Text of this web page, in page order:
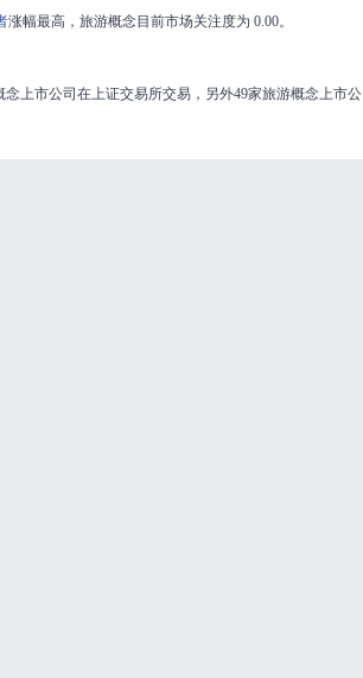
涨幅最高，旅游概念目前市场关注度为 0.00。
上市公司在上证交易所交易，另外49家旅游概念上市公